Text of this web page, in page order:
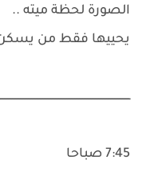
الصورة لحظة ميته ..
يحييها فقط من يسكن
ــــــــــــــــــــــــــــــــــــــــــــــــــــــــــــــــــــــــــــــــــ
7:45 صباحا